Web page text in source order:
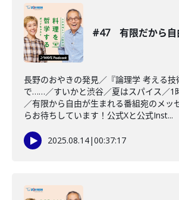
#47 有限だから自
長野のおやきの発見／『論理学 考える技
で……／すいかと渋谷／夏はスパイス／1
／有限から自由が生まれる番組宛のメッ
らお待ちしています！公式Xと公式Inst...
2025.08.14|00:37:17